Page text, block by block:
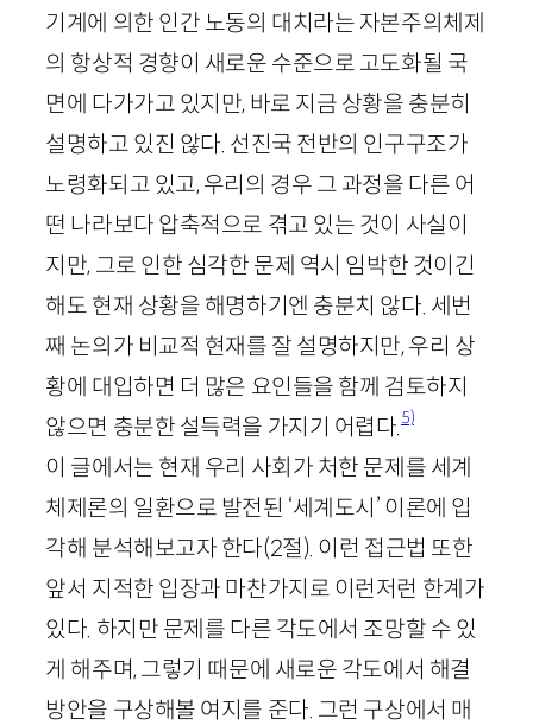
기계에 의한 인간 노동의 대치라는 자본주의체제
의 항상적 경향이 새로운 수준으로 고도화될 국
면에 다가가고 있지만, 바로 지금 상황을 충분히
설명하고 있진 않다. 선진국 전반의 인구구조가
노령화되고 있고, 우리의 경우 그 과정을 다른 어
떤 나라보다 압축적으로 겪고 있는 것이 사실이
지만, 그로 인한 심각한 문제 역시 임박한 것이긴
해도 현재 상황을 해명하기엔 충분치 않다. 세번
째 논의가 비교적 현재를 잘 설명하지만, 우리 상
황에 대입하면 더 많은 요인들을 함께 검토하지
않으면 충분한 설득력을 가지기 어렵다.5)
이 글에서는 현재 우리 사회가 처한 문제를 세계
체제론의 일환으로 발전된 ‘세계도시’ 이론에 입
각해 분석해보고자 한다(2절). 이런 접근법 또한
앞서 지적한 입장과 마찬가지로 이런저런 한계가
있다. 하지만 문제를 다른 각도에서 조망할 수 있
게 해주며, 그렇기 때문에 새로운 각도에서 해결
방안을 구상해볼 여지를 준다. 그런 구상에서 매